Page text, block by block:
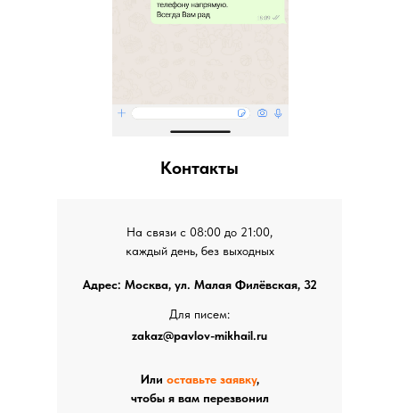
Контакты
Или оставьте заявку,
чтобы я вам перезвонил
Для писем:
zakaz@pavlov-mikhail.ru
На связи с 08:00 до 21:00,
каждый день, без выходных
Адрес: Москва, ул. Малая Филёвская, 32